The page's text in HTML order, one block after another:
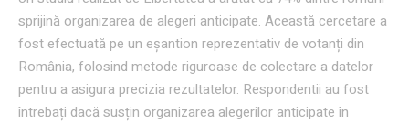
sprijină organizarea de alegeri anticipate. Această cercetare a
fost efectuată pe un eșantion reprezentativ de votanți din
România, folosind metode riguroase de colectare a datelor
pentru a asigura precizia rezultatelor. Respondentii au fost
întrebați dacă susțin organizarea alegerilor anticipate în